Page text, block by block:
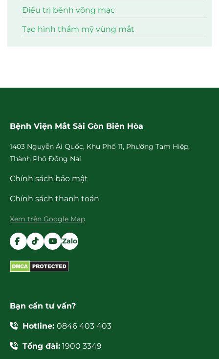
Điều trị bênh võng mạc
Tạo hình thẩm mỹ vùng mắt
Bệnh Viện Mắt Sài Gòn Biên Hòa
1403 Nguyễn Ái Quốc, Khu Phố 11, Phường Tam Hiệp,
Thành Phố Đồng Nai
Chính sách bảo mật
Chính sách thanh toán
Xem trên Google Map
Zalo
Bạn cần tư vấn?
Hotline: 0846 403 403
Tổng đài: 1900 3349